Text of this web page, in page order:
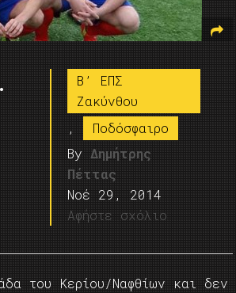
B’ ΕΠΣ
Ζακύνθου
,
Ποδόσφαιρο
By Δημήτρης
Πέττας
Νοέ 29, 2014
Αφήστε σχόλιο
του Κερίου/Ναφθίων και δεν